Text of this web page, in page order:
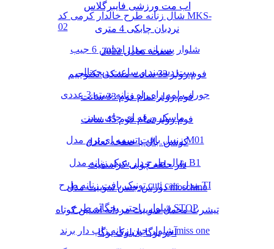
شال زنانه طرح خالدار کرمی کد MKS-
02
شلوار پسرانه مدل اسلش 6 جیب
ست دستبند و ساعت دیجیتالی
جوراب لمه راه راه زنانه بسته 3 عددی
ماسک ورقه ای چای سبز
زنبیل بافت تسمه ای نرم مدل M01
شال طرح دار شیک زنانه مدل B1
تونیک بافت زنانه طرح cuti cats مدل TI
شلوار راحتی بچگانه طرح STOP
شلوار جین زنانه زاپ دار برند miss one
اب مت ورزشی فایبرگلاس
نردبان چابکی 4 متری
صفحه تعادل 2022
فوم رولر 33 سانت مشکی تکنوجیم
فوم رولر تمام فوم 33 سانت
فوم رولر تمام فوم 45 سانت
کوشن بال یا صفحه تعادل
دار حلقه چوبی کراسفیت
دورس جنس سوییت مدل moschino
تیشرت مخمل سوییت مردانه آستین کوتاه
آجر یوگا یا بلوک یوگا